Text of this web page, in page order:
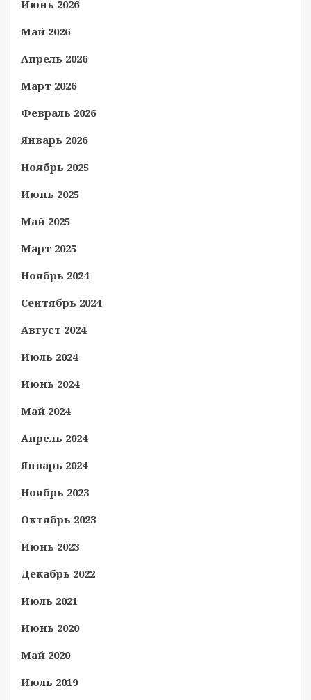
Июнь 2026
Май 2026
Апрель 2026
Март 2026
Февраль 2026
Январь 2026
Ноябрь 2025
Июнь 2025
Май 2025
Март 2025
Ноябрь 2024
Сентябрь 2024
Август 2024
Июль 2024
Июнь 2024
Май 2024
Апрель 2024
Январь 2024
Ноябрь 2023
Октябрь 2023
Июнь 2023
Декабрь 2022
Июль 2021
Июнь 2020
Май 2020
Июль 2019